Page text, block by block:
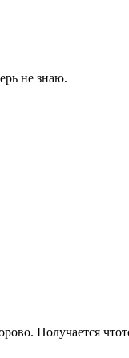
не знаю.
Получается